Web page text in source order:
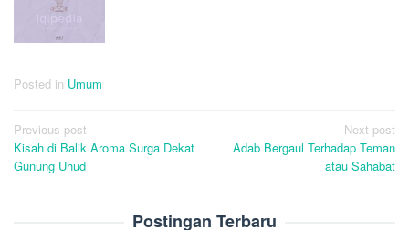
Posted in Umum
Post
navigation
Previous post
Kisah di Balik Aroma Surga Dekat
Gunung Uhud
Next post
Adab Bergaul Terhadap Teman
atau Sahabat
Postingan Terbaru